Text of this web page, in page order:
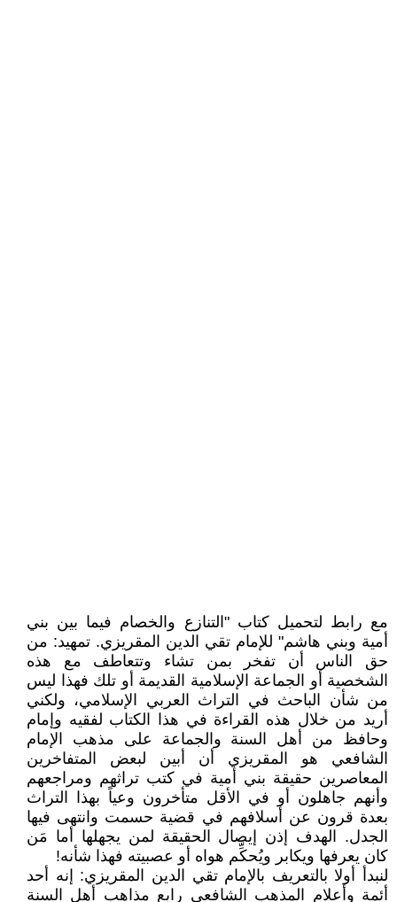
مع رابط لتحميل كتاب "التنازع والخصام فيما بين بني
أمية وبني هاشم" للإمام تقي الدين المقريزي. تمهيد: من
حق الناس أن تفخر بمن تشاء وتتعاطف مع هذه
الشخصية أو الجماعة الإسلامية القديمة أو تلك فهذا ليس
من شأن الباحث في التراث العربي الإسلامي، ولكني
أريد من خلال هذه القراءة في هذا الكتاب لفقيه وإمام
وحافظ من أهل السنة والجماعة على مذهب الإمام
الشافعي هو المقريزي أن أبين لبعض المتفاخرين
المعاصرين حقيقة بني أمية في كتب تراثهم ومراجعهم
وأنهم جاهلون أو في الأقل متأخرون وعياً بهذا التراث
بعدة قرون عن أسلافهم في قضية حسمت وانتهى فيها
الجدل. الهدف إذن إيصال الحقيقة لمن يجهلها أما مَن
كان يعرفها ويكابر ويُحكِّم هواه أو عصبيته فهذا شأنه!
لنبدأ أولا بالتعريف بالإمام تقي الدين المقريزي: إنه أحد
أئمة وأعلام المذهب الشافعي رابع مذاهب أهل السنة